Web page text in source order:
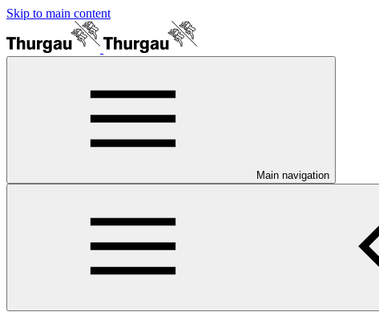
Skip to main content
Main navigation